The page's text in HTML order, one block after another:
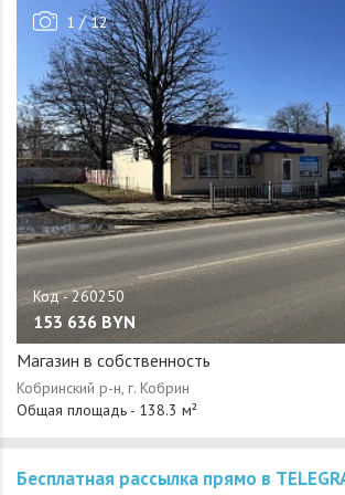
1 /12
153 636 BYN
Магазин в собственность
Бесплатная рассылка прямо в